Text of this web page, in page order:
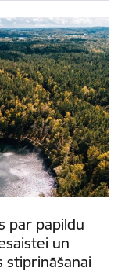
par papildu
un
stiprināšanai